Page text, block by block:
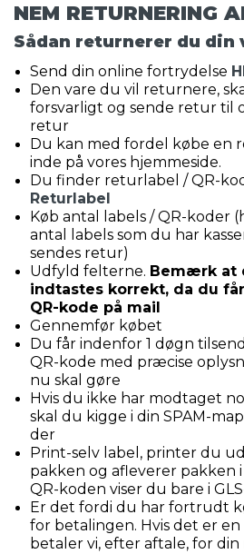
NEM RETURNERING
Sådan returnerer du din
Send din online fortrydelse
Den vare du vil returnere,
forsvarligt og sende retur til
retur
Du kan med fordel købe en
inde på vores hjemmeside.
Du finder returlabel / QR-
Returlabel
Køb antal labels / QR-koder
antal labels som du har
sendes retur)
Udfyld felterne. Bemærk at
indtastes korrekt, da du
QR-kode på mail
Gennemfør købet
Du får indenfor 1 døgn
QR-kode med præcise
nu skal gøre
Hvis du ikke har modtaget
skal du kigge i din SPAM-
der
Print-selv label, printer du
pakken og afleverer pakken
QR-koden viser du bare i
Er det fordi du har fortrudt
for betalingen. Hvis det er en
betaler vi, efter aftale, for